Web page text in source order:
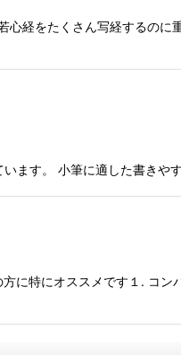
をたくさん写経するのに
ます。 小筆に適した書きや
特にオススメです１. コン